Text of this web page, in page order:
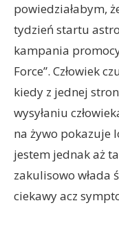
powiedziałabym,
tydzień startu
kampania
Force”. Człowiek
kiedy z jednej
wysyłaniu
na żywo pokazuje
jestem jednak aż
zakulisowo włada
ciekawy acz